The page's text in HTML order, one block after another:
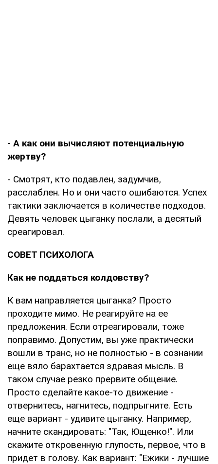
- А как они вычисляют потенциальную
жертву?
- Смотрят, кто подавлен, задумчив,
расслаблен. Но и они часто ошибаются. Успех
тактики заключается в количестве подходов.
Девять человек цыганку послали, а десятый
среагировал.
СОВЕТ ПСИХОЛОГА
Как не поддаться колдовству?
К вам направляется цыганка? Просто
проходите мимо. Не реагируйте на ее
предложения. Если отреагировали, тоже
поправимо. Допустим, вы уже практически
вошли в транс, но не полностью - в сознании
еще вяло барахтается здравая мысль. В
таком случае резко прервите общение.
Просто сделайте какое-то движение -
отвернитесь, нагнитесь, подпрыгните. Есть
еще вариант - удивите цыганку. Например,
начните скандировать: "Так, Ющенко!". Или
скажите откровенную глупость, первое, что в
придет в голову. Как вариант: "Ежики - лучшие